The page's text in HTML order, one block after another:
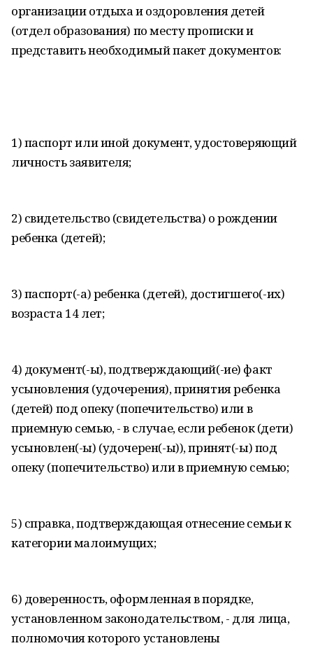
организации отдыха и оздоровления детей
(отдел образования) по месту прописки и
представить необходимый пакет документов:
1) паспорт или иной документ, удостоверяющий
личность заявителя;
2) свидетельство (свидетельства) о рождении
ребенка (детей);
3) паспорт(-а) ребенка (детей), достигшего(-их)
возраста 14 лет;
4) документ(-ы), подтверждающий(-ие) факт
усыновления (удочерения), принятия ребенка
(детей) под опеку (попечительство) или в
приемную семью, - в случае, если ребенок (дети)
усыновлен(-ы) (удочерен(-ы)), принят(-ы) под
опеку (попечительство) или в приемную семью;
5) справка, подтверждающая отнесение семьи к
категории малоимущих;
6) доверенность, оформленная в порядке,
установленном законодательством, - для лица,
полномочия которого установлены